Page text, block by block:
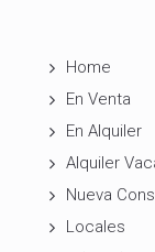
Home
En Venta
En Alquiler
Alquiler
Nueva
Locales